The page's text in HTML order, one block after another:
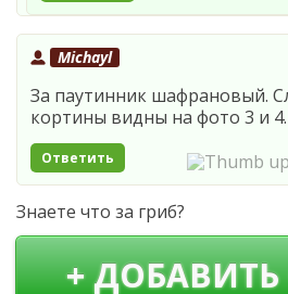
Michayl
За паутинник шафрановый.
кортины видны на фото 3 и 4.
Ответить
Знаете что за гриб?
+ ДОБАВИТЬ